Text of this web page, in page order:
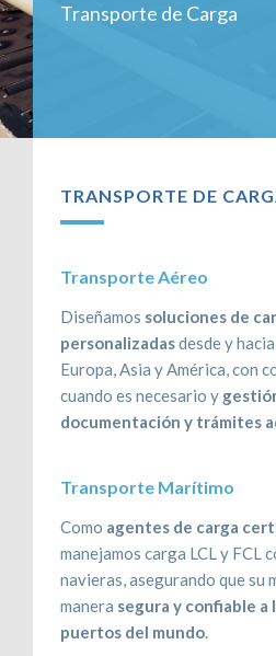
TRACKING 24/7
RECLAMOS
Transporte de Carga
TRANSPORTE DE
Transporte Aéreo
Diseñamos soluciones de
personalizadasdesde y
Europa, Asia y América, con
cuando es necesario y
documentación y trámites
Transporte Marítimo
Como agentes de carga
manejamos carga LCL y FCL
navieras, asegurando que su
manera segura y confiable a
puertos del mundo.